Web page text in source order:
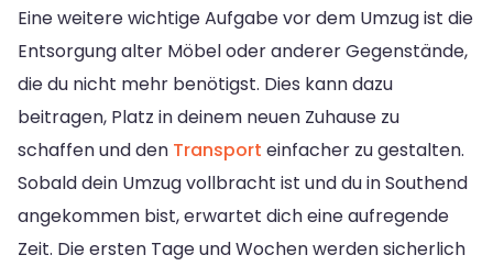
Eine weitere wichtige Aufgabe vor dem Umzug ist die
Entsorgung alter Möbel oder anderer Gegenstände,
die du nicht mehr benötigst. Dies kann dazu
beitragen, Platz in deinem neuen Zuhause zu
schaffen und den Transport einfacher zu gestalten.
Sobald dein Umzug vollbracht ist und du in Southend
angekommen bist, erwartet dich eine aufregende
Zeit. Die ersten Tage und Wochen werden sicherlich